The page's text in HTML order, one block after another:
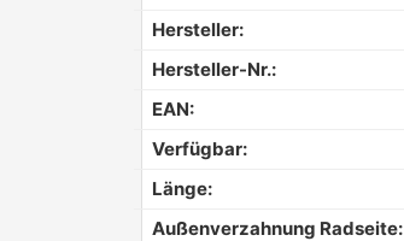
Hersteller:
Hersteller-Nr.:
EAN:
Verfügbar:
Länge:
Außenverzahnung Radseite: